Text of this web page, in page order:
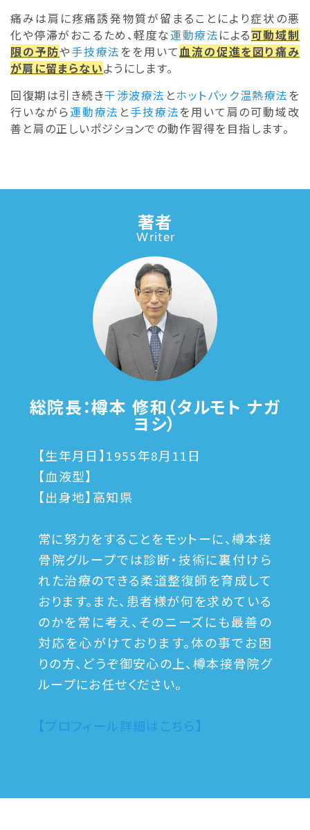
痛みは肩に疼痛誘発物質が留まることにより症状の悪
化や停滞がおこるため、軽度な運動療法による可動域制
限の予防や手技療法 をを用いて血流の促進を図り痛み
が肩に留まらないようにします。
回復期は引き続き干渉波療法 とホットパック温熱療法 を
行いながら運動療法 と手技療法を用いて肩の可動域改
善と肩の正しいポジションでの動作習得を目指します。
著者
Writer
総院長：樽本 修和（タルモト ナガ
ヨシ）
【生年月日】1955年8月11日
【血液型】
【出身地】高知県
常に努力をすることをモットーに、樽本接
骨院グループでは診断・技術に裏付けら
れた治療のできる柔道整復師を育成して
おります。また、患者様が何を求めている
のかを常に考え、そのニーズにも最善の
対応を心がけております。体の事でお困
りの方、どうぞ御安心の上、樽本接骨院グ
ループにお任せください。
【プロフィール詳細はこちら】